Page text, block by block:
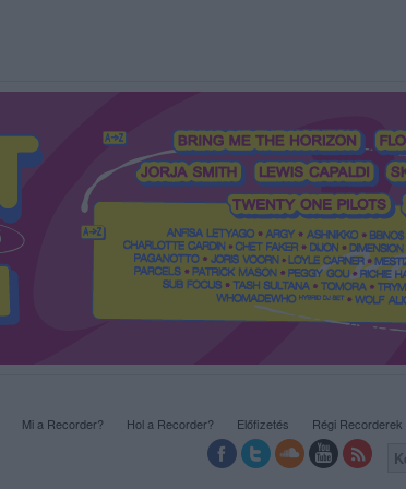
Mi a Recorder? Hol a Recorder? Előfizetés Régi Recorderek